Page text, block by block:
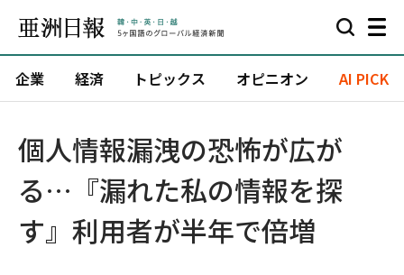
企業 経済 トピックス オピニオン AI PICK
個人情報漏洩の恐怖が広が
る…『漏れた私の情報を探
す』利用者が半年で倍増